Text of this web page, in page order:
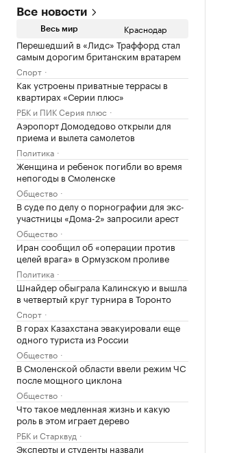
Все новости
Весь мир Краснодар
Перешедший в «Лидс» Траффорд стал
самым дорогим британским вратарем
Спорт
Как устроены приватные террасы в
квартирах «Серии плюс»
РБК и ПИК Серия плюс
Аэропорт Домодедово открыли для
приема и вылета самолетов
Политика
Женщина и ребенок погибли во время
непогоды в Смоленске
Общество
В суде по делу о порнографии для экс-
участницы «Дома-2» запросили арест
Общество
Иран сообщил об «операции против
целей врага» в Ормузском проливе
Политика
Шнайдер обыграла Калинскую и вышла
в четвертый круг турнира в Торонто
Спорт
В горах Казахстана эвакуировали еще
одного туриста из России
Общество
В Смоленской области ввели режим ЧС
после мощного циклона
Общество
Что такое медленная жизнь и какую
роль в этом играет дерево
РБК и Старквуд
Эксперты и студенты назвали